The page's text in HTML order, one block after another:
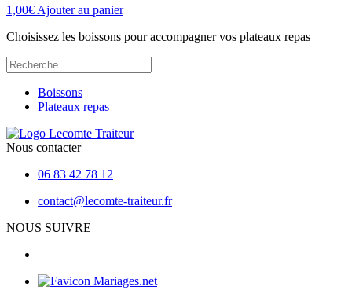
1,00€ Ajouter au panier
Choisissez les boissons pour accompagner vos plateaux repas
Boissons
Plateaux repas
Nous contacter
06 83 42 78 12
contact@lecomte-traiteur.fr
NOUS SUIVRE